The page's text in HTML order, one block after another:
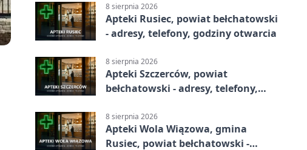
8 sierpnia 2026
Apteki Rusiec, powiat bełchatowski
- adresy, telefony, godziny otwarcia
8 sierpnia 2026
Apteki Szczerców, powiat
bełchatowski - adresy, telefony,
8 sierpnia 2026
Apteki Wola Wiązowa, gmina
Rusiec, powiat bełchatowski -